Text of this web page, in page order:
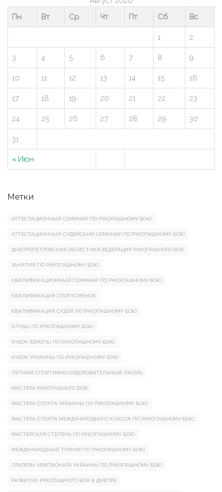
Пн
Вт Ср Чт Пт Сб Вс
« Июн
1 2
3 4 5 6 7 8 9
10 11 12 13 14 15 16
17 18 19 20 21 22 23
24 25 26 27 28 29 30
31
Метки
АТТЕСТАЦИОННЫЙ СЕМИНАР ПО РУКОПАШНОМУ БОЮ
АТТЕСТАЦИОННЫЙ СУДЕЙСКИЙ СЕМИНАР ПО РУКОПАШНОМУ БОЮ
ДНЕПРОПЕТРОВСКАЯ ОБЛАСТНАЯ ФЕДЕРАЦИЯ РУКОПАШНОГО БОЯ
ЗАНЯТИЯ ПО РУКОПАШНОМУ БОЮ
КВАЛИФИКАЦИОННЫЙ СЕМИНАР ПО РУКОПАШНОМУ БОЮ
КВАЛИФИКАЦИЯ СПОРТСМЕНОВ
КВАЛИФИКАЦИЯ СУДЕЙ ПО РУКОПАШНОМУ БОЮ
КЛУБЫ ПО РУКОПАШНОМУ БОЮ
КУБОК ЕВРОПЫ ПО РУКОПАШНОМУ БОЮ
КУБОК УКРАИНЫ ПО РУКОПАШНОМУ БОЮ
ЛЕТНИЙ СПОРТИВНО-ОЗДОРОВИТЕЛЬНЫЙ ЛАГЕРЬ
МАСТЕРА РУКОПАШНОГО БОЯ
МАСТЕРА СПОРТА УКРАИНЫ ПО РУКОПАШНОМУ БОЮ
МАСТЕРА СПОРТА МЕЖДУНАРОДНОГО КЛАССА ПО РУКОПАШНОМУ БОЮ
МАСТЕРСКАЯ СТЕПЕНЬ ПО РУКОПАШНОМУ БОЮ
МЕЖДУНАРОДНЫЙ ТУРНИР ПО РУКОПАШНОМУ БОЮ
ПРИЗЕРЫ ЧЕМПИОНАТА УКРАИНЫ ПО РУКОПАШНОМУ БОЮ
РАЗВИТИЕ РУКОПАШНОГО БОЯ В ДНЕПРЕ